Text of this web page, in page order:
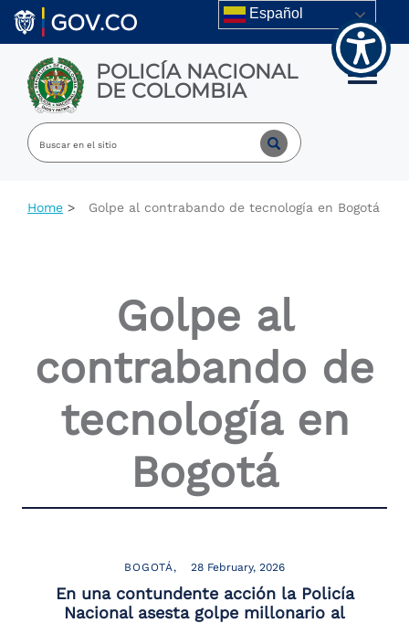
Welcome
All
Accessibility
screen
reader.
Skip to main content Español
POLICÍA NACIONAL
DE COLOMBIA Toggle
Home Golpe al contrabando de tecnología en Bogotá
Golpe al
contrabando de
tecnología en
Bogotá
BOGOTÁ 28 February, 2026
En una contundente acción la Policía
Nacional asesta golpe millonario al